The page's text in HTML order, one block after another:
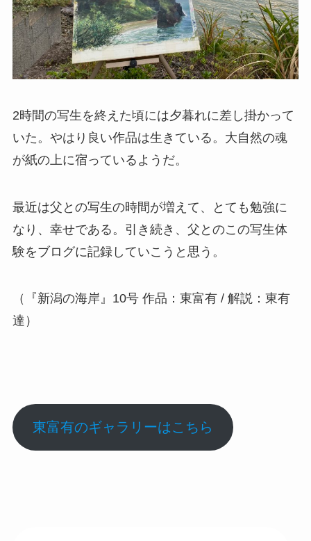
2時間の写生を終えた頃には夕暮れに差し掛かって
いた。やはり良い作品は生きている。大自然の魂
が紙の上に宿っているようだ。
最近は父との写生の時間が増えて、とても勉強に
なり、幸せである。引き続き、父とのこの写生体
験をブログに記録していこうと思う。
（『新潟の海岸』10号 作品：東富有 / 解説：東有
達）
東富有のギャラリーはこちら